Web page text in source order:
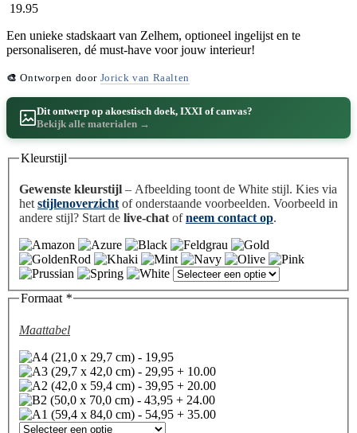
19.95
Een unieke stadskaart van Zelhem, optioneel ingelijst en te
personaliseren, dé must-have voor jouw interieur!
🎨Ontworpen door Jorick van Raalten
Dit ontwerp op akoestisch doek, IXXI of canvas?
Bekijk alle materialen →
Kleurstijl
Gewenste kleurstijl – Afbeelding toont de White stijl. Kies via
het stijlenoverzicht of onderstaande voorbeelden. Voorbeeld in
andere stijl? Start de live-chat ofneem contact op.
Formaat *
Maattabel